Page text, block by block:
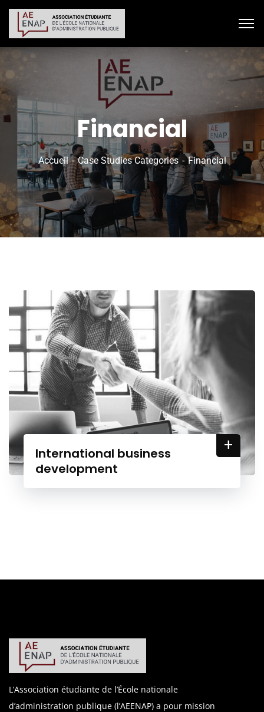
Financial
Accueil Case Studies Categories Financial
International business
development
+
L’Association étudiante de l’École nationale
d’administration publique (l’AEENAP) a pour mission